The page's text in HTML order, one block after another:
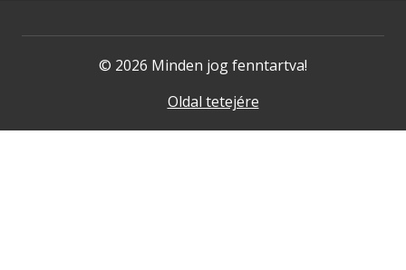
© 2026 Minden jog fenntartva!
Oldal tetejére